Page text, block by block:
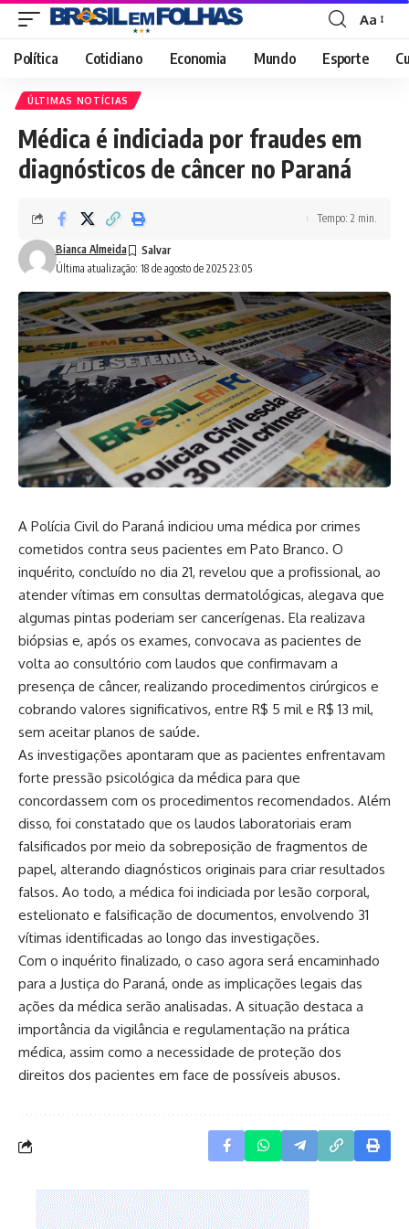
Font
Resizer
Aa
Política Cotidiano Economia Mundo Esporte
ÚLTIMAS NOTÍCIAS
Médica é indiciada por fraudes em
diagnósticos de câncer no Paraná
Última atualização: 18 de agosto de 2025 23:05
Bianca Almeida
Tempo: 2 min.
A Polícia Civil do Paraná indiciou uma médica por crimes
cometidos contra seus pacientes em Pato Branco. O
inquérito, concluído no dia 21, revelou que a profissional, ao
atender vítimas em consultas dermatológicas, alegava que
algumas pintas poderiam ser cancerígenas. Ela realizava
biópsias e, após os exames, convocava as pacientes de
volta ao consultório com laudos que confirmavam a
presença de câncer, realizando procedimentos cirúrgicos e
cobrando valores significativos, entre R$ 5 mil e R$ 13 mil,
sem aceitar planos de saúde.
As investigações apontaram que as pacientes enfrentavam
forte pressão psicológica da médica para que
concordassem com os procedimentos recomendados. Além
disso, foi constatado que os laudos laboratoriais eram
falsificados por meio da sobreposição de fragmentos de
papel, alterando diagnósticos originais para criar resultados
falsos. Ao todo, a médica foi indiciada por lesão corporal,
estelionato e falsificação de documentos, envolvendo 31
vítimas identificadas ao longo das investigações.
Com o inquérito finalizado, o caso agora será encaminhado
para a Justiça do Paraná, onde as implicações legais das
ações da médica serão analisadas. A situação destaca a
importância da vigilância e regulamentação na prática
médica, assim como a necessidade de proteção dos
direitos dos pacientes em face de possíveis abusos.